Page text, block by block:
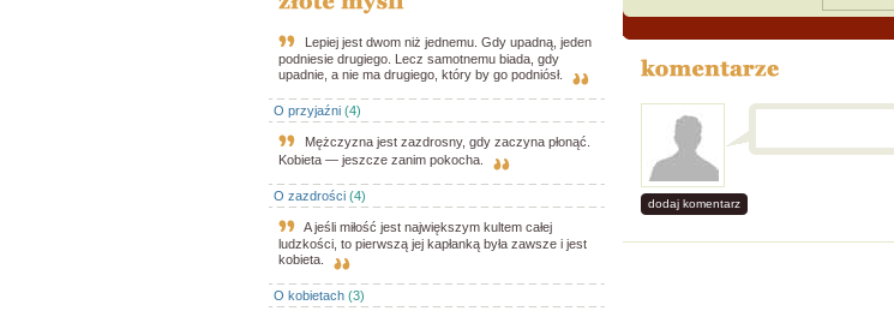
Lepiej jest dwom niż jednemu. Gdy upadną, jeden
podniesie drugiego. Lecz samotnemu biada, gdy
upadnie, a nie ma drugiego, który by go podniósł.
O przyjaźni(4)
Mężczyzna jest zazdrosny, gdy zaczyna płonąć.
Kobieta — jeszcze zanim pokocha.
O zazdrości(4)
A jeśli miłość jest największym kultem całej
ludzkości, to pierwszą jej kapłanką była zawsze i jest
kobieta.
O kobietach(3)
dodaj komentarz